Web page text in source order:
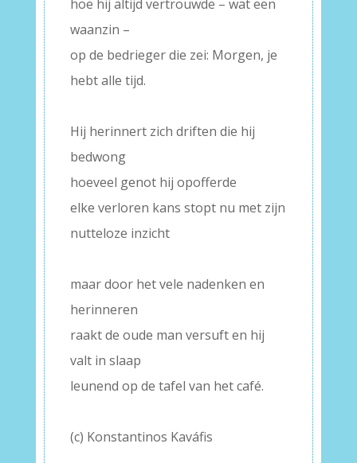
hoe hij altijd vertrouwde – wat een
waanzin –
op de bedrieger die zei: Morgen, je
hebt alle tijd.
Hij herinnert zich driften die hij
bedwong
hoeveel genot hij opofferde
elke verloren kans stopt nu met zijn
nutteloze inzicht
maar door het vele nadenken en
herinneren
raakt de oude man versuft en hij
valt in slaap
leunend op de tafel van het café.
(c) Konstantinos Kaváfis